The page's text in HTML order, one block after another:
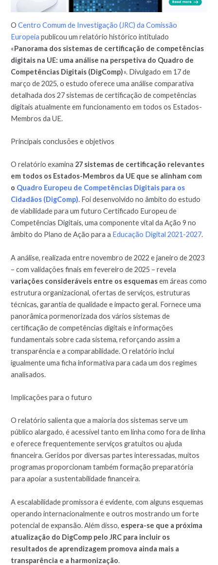
OCentro Comum de Investigação (JRC) da Comissão
Europeia publicou um relatório histórico intitulado
«Panorama dos sistemas de certificação de competências
digitais na UE: uma análise na perspetiva do Quadro de
Competências Digitais (DigComp)». Divulgado em 17 de
março de 2025, o estudo oferece uma análise comparativa
detalhada dos 27 sistemas de certificação de competências
digitais atualmente em funcionamento em todos os Estados-
Membros da UE.
Principais conclusões e objetivos
O relatório examina 27 sistemas de certificação relevantes
em todos os Estados-Membros da UE que se alinham com
o Quadro Europeu de Competências Digitais para os
Cidadãos (DigComp). Foi desenvolvido no âmbito do estudo
de viabilidade para um futuro Certificado Europeu de
Competências Digitais, uma componente vital da Ação 9 no
âmbito do Plano de Ação para a Educação Digital 2021-2027.
A análise, realizada entre novembro de 2022 e janeiro de 2023
– com validações finais em fevereiro de 2025 – revela
variações consideráveis entre os esquemasem áreas como
estrutura organizacional, ofertas de serviços, estruturas
técnicas, garantia de qualidade e impacto geral. Fornece uma
panorâmica pormenorizada dos vários sistemas de
certificação de competências digitais e informações
fundamentais sobre cada sistema, reforçando assim a
transparência e a comparabilidade. O relatório inclui
igualmente uma ficha informativa para cada um dos regimes
analisados.
Implicações para o futuro
O relatório salienta que a maioria dos sistemas serve um
público alargado, é acessível tanto em linha como fora de linha
e oferece frequentemente serviços gratuitos ou ajuda
financeira. Geridos por diversas partes interessadas, muitos
programas proporcionam também formação preparatória
para apoiar a sustentabilidade financeira.
A escalabilidade promissora é evidente, com alguns esquemas
operando internacionalmente e outros mostrando um forte
potencial de expansão. Além disso, espera-se que a próxima
atualização do DigComp pelo JRC para incluir os
resultados de aprendizagem promova ainda mais a
transparência e a harmonização.